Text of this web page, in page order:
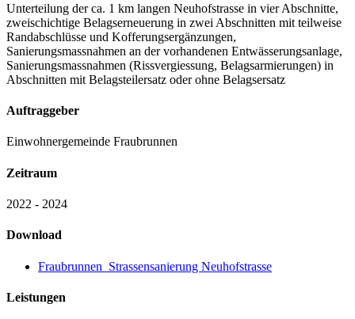
Unterteilung der ca. 1 km langen Neuhofstrasse in vier Abschnitte,
zweischichtige Belagserneuerung in zwei Abschnitten mit teilweise
Randabschlüsse und Kofferungsergänzungen,
Sanierungsmassnahmen an der vorhandenen Entwässerungsanlage,
Sanierungsmassnahmen (Rissvergiessung, Belagsarmierungen) in
Abschnitten mit Belagsteilersatz oder ohne Belagsersatz
Auftraggeber
Einwohnergemeinde Fraubrunnen
Zeitraum
2022 - 2024
Download
Fraubrunnen_Strassensanierung Neuhofstrasse
Leistungen